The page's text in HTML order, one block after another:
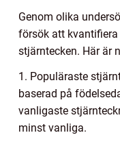
Genom olika
försök att
stjärntecken. Här är
1. Populäraste
baserad på
vanligaste
minst vanliga.